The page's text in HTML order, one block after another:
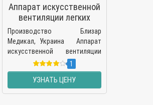
Аппарат искусственной
вентиляции легких
(ИВЛ) BLIZAR
Производство Близар
Медикал, Украина Аппарат
искусственной вентиляции
легких (ИВЛ) Близар -
простотой, надежный и лег..
1
УЗНАТЬ ЦЕНУ